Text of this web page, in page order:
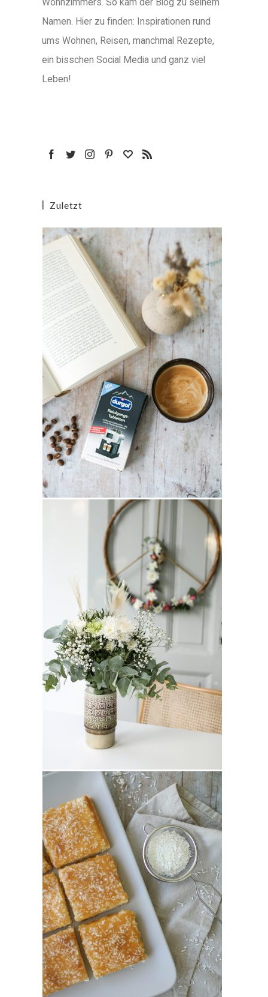
Namen. Hier zu finden: Inspirationen rund
ums Wohnen, Reisen, manchmal Rezepte,
ein bisschen Social Media und ganz viel
Leben!
Zuletzt